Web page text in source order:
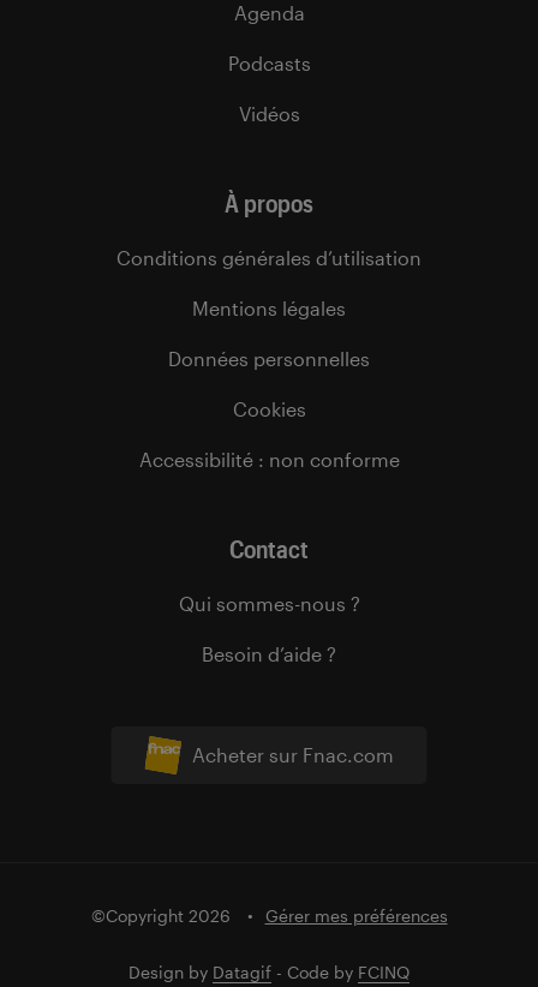
Acheter sur Fnac.com
Agenda
Podcasts
Vidéos
À propos
Conditions générales d’utilisation
Mentions légales
Données personnelles
Cookies
Accessibilité : non conforme
Contact
Qui sommes-nous ?
Besoin d’aide ?
©Copyright 2026 Gérer mes préférences
Design by Datagif - Code by FCINQ